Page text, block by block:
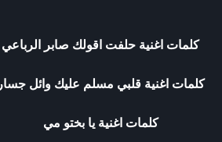
كلمات اغنية حلفت اقولك صابر الرباعي
كلمات اغنية قلبي مسلم عليك وائل جسار
كلمات اغنية يا بختو مي